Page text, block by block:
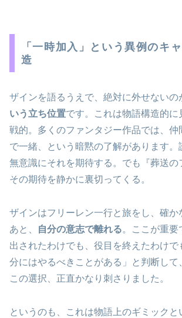
「一時加入」という異例のキ
造
ザインを語るうえで、絶対に外せないの
いう立ち位置です。これは物語構造的に
戦的。多くのファンタジー作品では、仲
で一緒、という暗黙の了解があります。
無意識にそれを期待する。でも『葬送の
その期待を静かに裏切ってくる。
ザインはフリーレン一行と旅をし、確か
あと、
自分の意志で離れる。ここが重要
出されたわけでも、役目を終えたわけで
分にはやるべきことがある」と判断して
この選択、正直かなり刺さりました。
というのも、これは物語上のギミックと